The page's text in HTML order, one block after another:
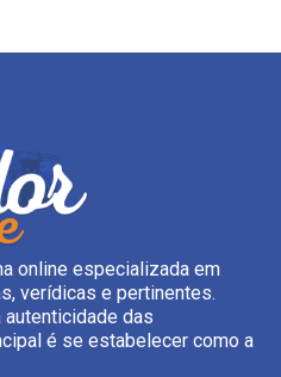
online especializada em
verídicas e pertinentes.
autenticidade das
é se estabelecer como a